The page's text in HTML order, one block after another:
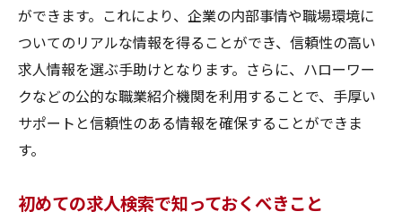
大阪府で大型トラックドライバー求人に応募す
る際に注意すべきこと
応募書類の書き方
面接時の注意点
面接時の服装とマナー
応募先企業の評判の調査方法
ができます。これにより、企業の内部事情や職場環境に
ついてのリアルな情報を得ることができ、信頼性の高い
求人情報を選ぶ手助けとなります。さらに、ハローワー
クなどの公的な職業紹介機関を利用することで、手厚い
サポートと信頼性のある情報を確保することができま
す。
初めての求人検索で知っておくべきこと